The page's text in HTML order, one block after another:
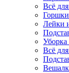
Всё
Лейки
Уборка
Всё